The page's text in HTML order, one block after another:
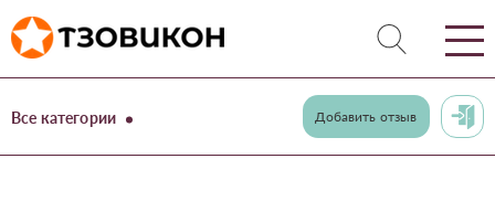
Все категории Добавить отзыв